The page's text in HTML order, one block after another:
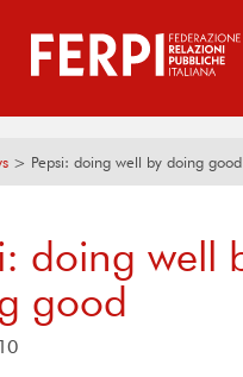
> Pepsi: doing well by doing good
doing well
good